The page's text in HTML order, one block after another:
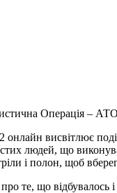
Операція –
висвітлює
людей, що
і полон, щоб
те, що відбувалось